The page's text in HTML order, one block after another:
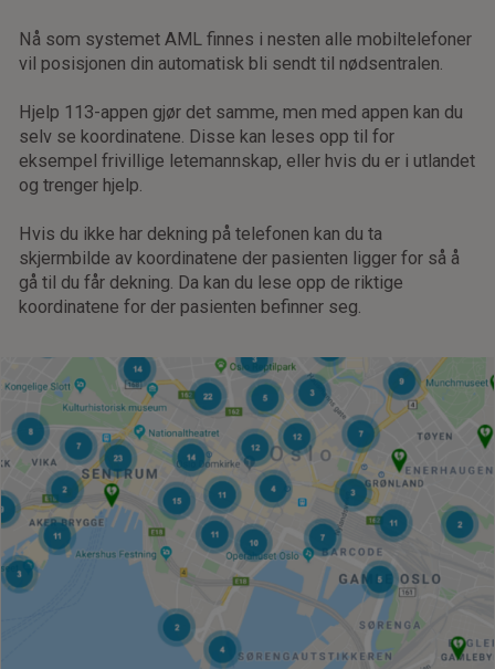
Nå som systemet AML finnes i nesten alle mobiltelefoner
vil posisjonen din automatisk bli sendt til nødsentralen.
Hjelp 113-appen gjør det samme, men med appen kan du
selv se koordinatene. Disse kan leses opp til for
eksempel frivillige letemannskap, eller hvis du er i utlandet
og trenger hjelp.
Hvis du ikke har dekning på telefonen kan du ta
skjermbilde av koordinatene der pasienten ligger for så å
gå til du får dekning. Da kan du lese opp de riktige
koordinatene for der pasienten befinner seg.